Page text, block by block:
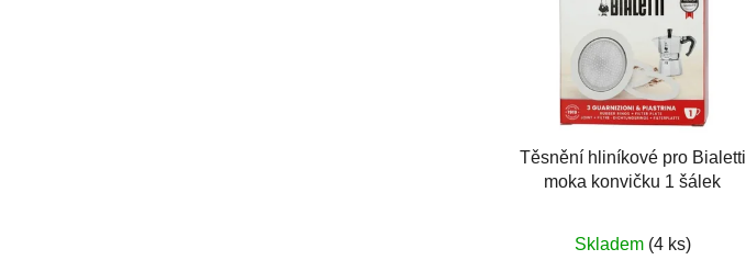
Těsnění hliníkové pro Bialetti
moka konvičku 1 šálek
Skladem (4 ks)